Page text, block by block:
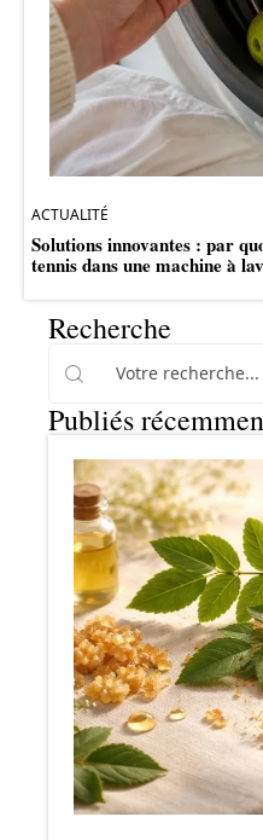
ACTUALITÉ
Solutions innovantes : par
tennis dans une machine à
Recherche
Publiés